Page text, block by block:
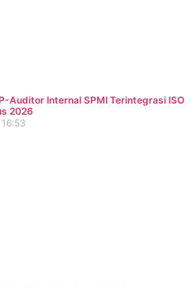
Auditor Internal SPMI Terintegrasi ISO
2026
16:53